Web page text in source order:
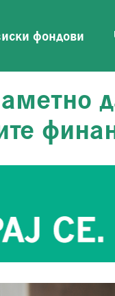
фондови